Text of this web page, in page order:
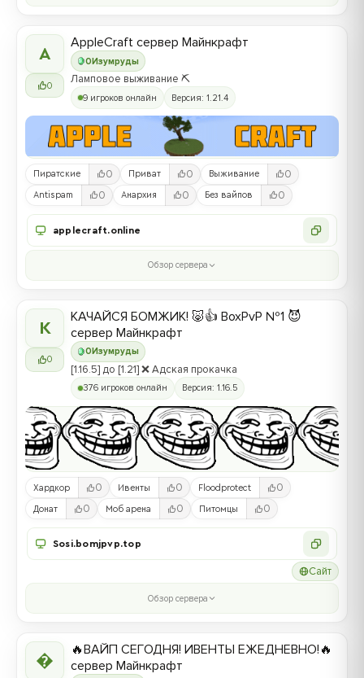
A
0
0Изумруды
AppleCraft сервер Майнкрафт
Ламповое выживание ⛏️
9 игроков онлайн Версия: 1.21.4
Пиратские 0 Приват 0 Выживание 0
Antispam 0 Анархия 0 Без вайпов 0
applecraft.online
Обзор сервера
К
0
0 Изумруды
КАЧАЙСЯ БОМЖИК! 🐷👍 BoxPvP №1 😈
сервер Майнкрафт
[1.16.5] до [1.21] ❌ Адская прокачка
376 игроков онлайн Версия: 1.16.5
Хардкор 0 Ивенты 0 Floodprotect 0
Донат 0 Моб арена 0 Питомцы 0
Sosi.bomjpvp.top
Сайт
Обзор сервера

🔥ВАЙП СЕГОДНЯ! ИВЕНТЫ ЕЖЕДНЕВНО!🔥
сервер Майнкрафт